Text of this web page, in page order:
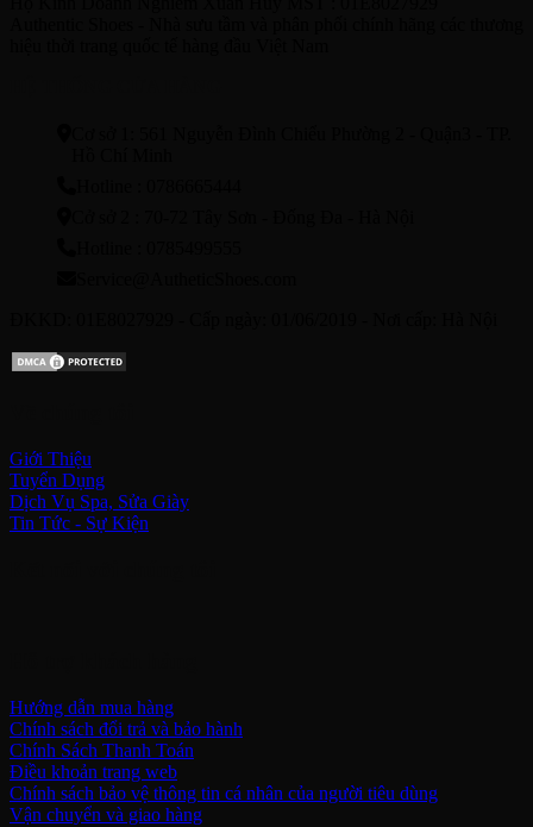
Giới Thiệu
Tuyển Dụng
Dịch Vụ Spa, Sửa Giày
Tin Tức - Sự Kiện
Hướng dẫn mua hàng
Chính sách đổi trả và bảo hành
Chính Sách Thanh Toán
Điều khoản trang web
Chính sách bảo vệ thông tin cá nhân của người tiêu dùng
Vận chuyển và giao hàng